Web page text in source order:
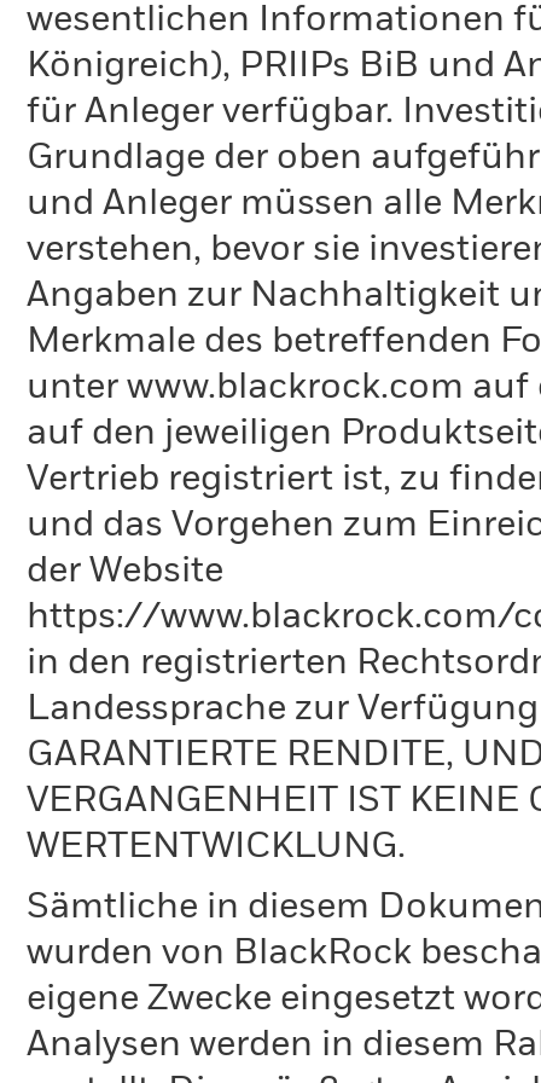
wesentlichen Informationen
Königreich), PRIIPs BiB und
für Anleger verfügbar.
Grundlage der oben
und Anleger müssen alle
verstehen, bevor sie
Angaben zur Nachhaltigkeit
Merkmale des betreffenden
unter www.blackrock.com auf
auf den jeweiligen
Vertrieb registriert ist, zu
und das Vorgehen zum
der Website
https://www.blackrock.com/
in den registrierten
Landessprache zur
GARANTIERTE RENDITE,
VERGANGENHEIT IST KEINE
WERTENTWICKLUNG.
Sämtliche in diesem
wurden von BlackRock
eigene Zwecke eingesetzt
Analysen werden in diesem